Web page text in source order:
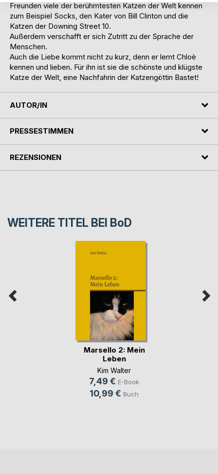
Freunden viele der berühmtesten Katzen der Welt kennen
zum Beispiel Socks, den Kater von Bill Clinton und die
Katzen der Downing Street 10.
Außerdem verschafft er sich Zutritt zu der Sprache der
Menschen.
Auch die Liebe kommt nicht zu kurz, denn er lernt Chloè
kennen und lieben. Für ihn ist sie die schönste und klügste
Katze der Welt, eine Nachfahrin der Katzengöttin Bastet!
AUTOR/IN
PRESSESTIMMEN
REZENSIONEN
WEITERE TITEL BEI BoD
Marsello 2: Mein
Leben
Kim Walter
7,49 € E-Book
10,99 € Buch